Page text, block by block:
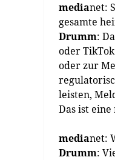
medianet:
gesamte
Drumm:
oder
oder zur
leisten,
Das ist
medianet:
Drumm: